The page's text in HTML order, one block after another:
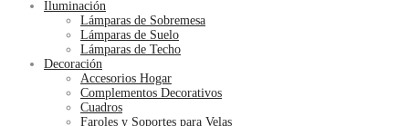
Iluminación
Lámparas de Sobremesa
Lámparas de Suelo
Lámparas de Techo
Decoración
Accesorios Hogar
Complementos Decorativos
Cuadros
Faroles y Soportes para Velas